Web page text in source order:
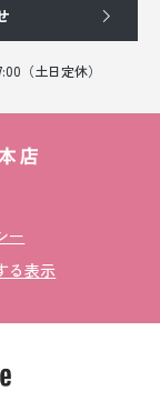
（土日定休）
ー
る表示